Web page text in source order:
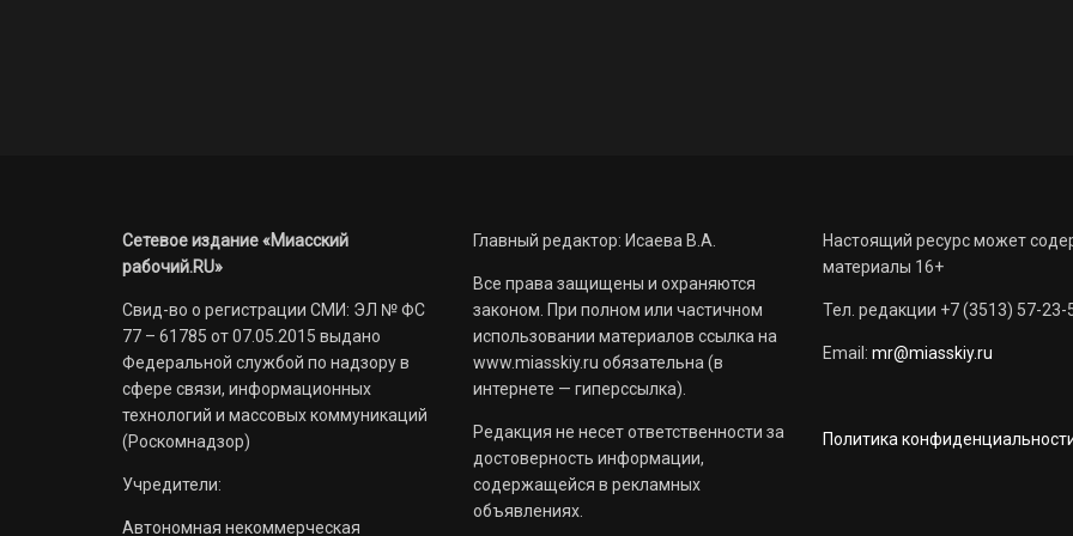
Сетевое издание «Миасский
рабочий.RU»
Свид-во о регистрации СМИ: ЭЛ № ФС
77 – 61785 от 07.05.2015 выдано
Федеральной службой по надзору в
сфере связи, информационных
технологий и массовых коммуникаций
(Роскомнадзор)
Учредители:
Автономная некоммерческая
Главный редактор: Исаева В.А.
Все права защищены и охраняются
законом. При полном или частичном
использовании материалов ссылка на
www.miasskiy.ru обязательна (в
интернете — гиперссылка).
Редакция не несет ответственности за
достоверность информации,
содержащейся в рекламных
объявлениях.
Настоящий ресурс может
материалы 16+
Тел. редакции +7 (3513) 57-23-
Email: mr@miasskiy.ru
Политика